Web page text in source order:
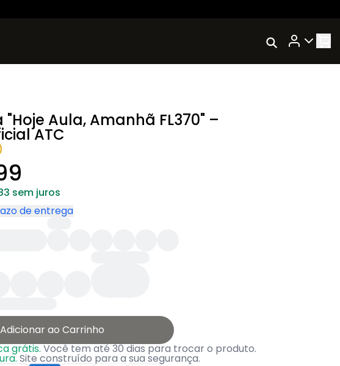
Mecânico
Rastrear Meu
Aula, Amanhã FL370" –
ATC
sem juros
de entrega
Adicionar ao Carrinho
grátis.Você tem até 30 dias para trocar o produto.
Site construído para a sua segurança.